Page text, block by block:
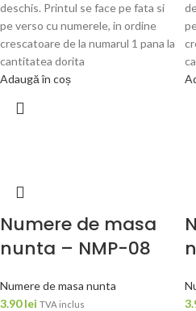
deschis. Printul se face pe fata si
pe verso cu numerele, in ordine
crescatoare de la numarul 1 pana la
cantitatea dorita
Adaugă în coș
Numere de masa
nunta – NMP-08
Numere de masa nunta
3.90lei TVA inclus